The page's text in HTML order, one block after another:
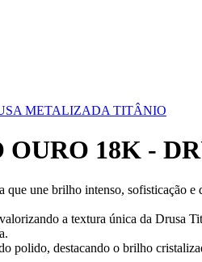
METALIZADA TITÂNIO
OURO 18K -
une brilho intenso, sofisticação
a textura única da
polido, destacando o brilho